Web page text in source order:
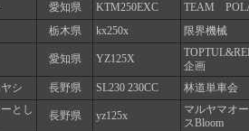
愛知県 KTM250EXC TEAM
栃木県 kx250x 限界機械
愛知県 YZ125X
企画
シ 長野県 SL230 230CC 林道単車会
とし
長野県 yz125x
マルヤマオ
スBloom